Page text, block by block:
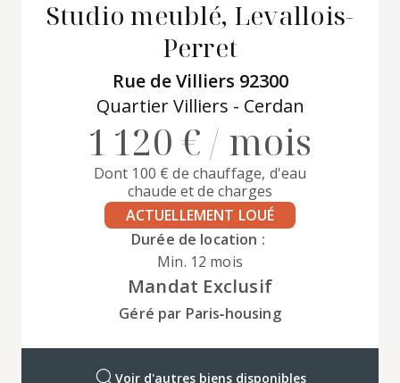
Studio meublé, Levallois-
Perret
Rue de Villiers 92300
Quartier Villiers - Cerdan
1 120 € / mois
Dont 100 € de chauffage, d'eau
chaude et de charges
ACTUELLEMENT LOUÉ
Durée de location :
Min. 12 mois
Mandat Exclusif
Géré par Paris‑housing
Voir d'autres biens disponibles